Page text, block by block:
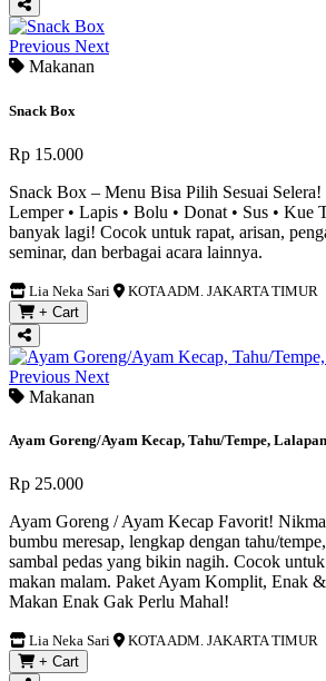
Previous Next
Makanan
Snack Box
Rp 15.000
Snack Box – Menu Bisa Pilih Sesuai Selera!
Lemper • Lapis • Bolu • Donat • Sus • Kue
banyak lagi! Cocok untuk rapat, arisan,
seminar, dan berbagai acara lainnya.
Lia Neka Sari
KOTA ADM. JAKARTA TIMUR
+ Cart
Previous Next
Makanan
Ayam Goreng/Ayam Kecap, Tahu/Tempe,
Rp 25.000
Ayam Goreng / Ayam Kecap Favorit!
bumbu meresap, lengkap dengan tahu/
sambal pedas yang bikin nagih. Cocok
makan malam. Paket Ayam Komplit, Enak
Makan Enak Gak Perlu Mahal!
Lia Neka Sari
KOTA ADM. JAKARTA TIMUR
+ Cart